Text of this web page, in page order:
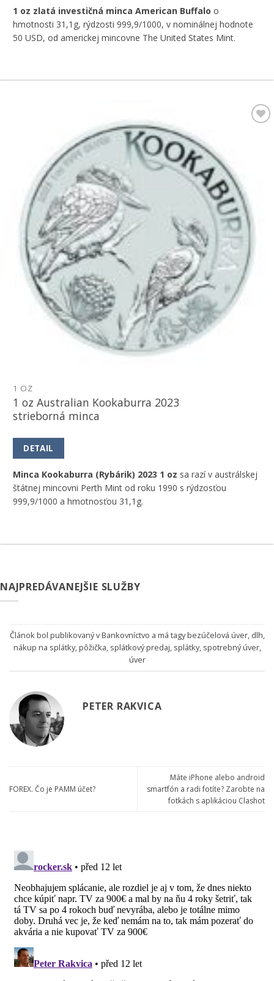
1 oz zlatá investičná minca American Buffalo o
hmotnosti 31,1g, rýdzosti 999,9/1000, v nominálnej hodnote
50 USD, od americkej mincovne The United States Mint.
1 OZ
1 oz Australian Kookaburra 2023
strieborná minca
DETAIL
Minca Kookaburra (Rybárik) 2023 1 oz sa razí v austrálskej
štátnej mincovni Perth Mint od roku 1990 s rýdzosťou
999,9/1000 a hmotnosťou 31,1g.
NAJPREDÁVANEJŠIE SLUŽBY
Článok bol publikovaný vBankovníctvo a má tagybezúčelová úver, dlh,
nákup na splátky,pôžička, splátkový predaj, splátky, spotrebný úver,
úver
PETER RAKVICA
FOREX. Čo je PAMM účet?
Máte iPhone alebo android
smartfón a radi fotíte? Zarobte na
fotkách s aplikáciou Clashot